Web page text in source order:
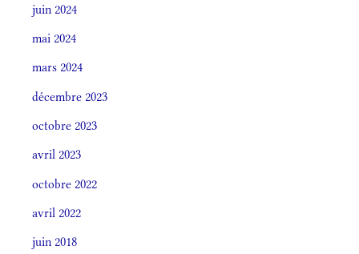
juin 2024
mai 2024
mars 2024
décembre 2023
octobre 2023
avril 2023
octobre 2022
avril 2022
juin 2018